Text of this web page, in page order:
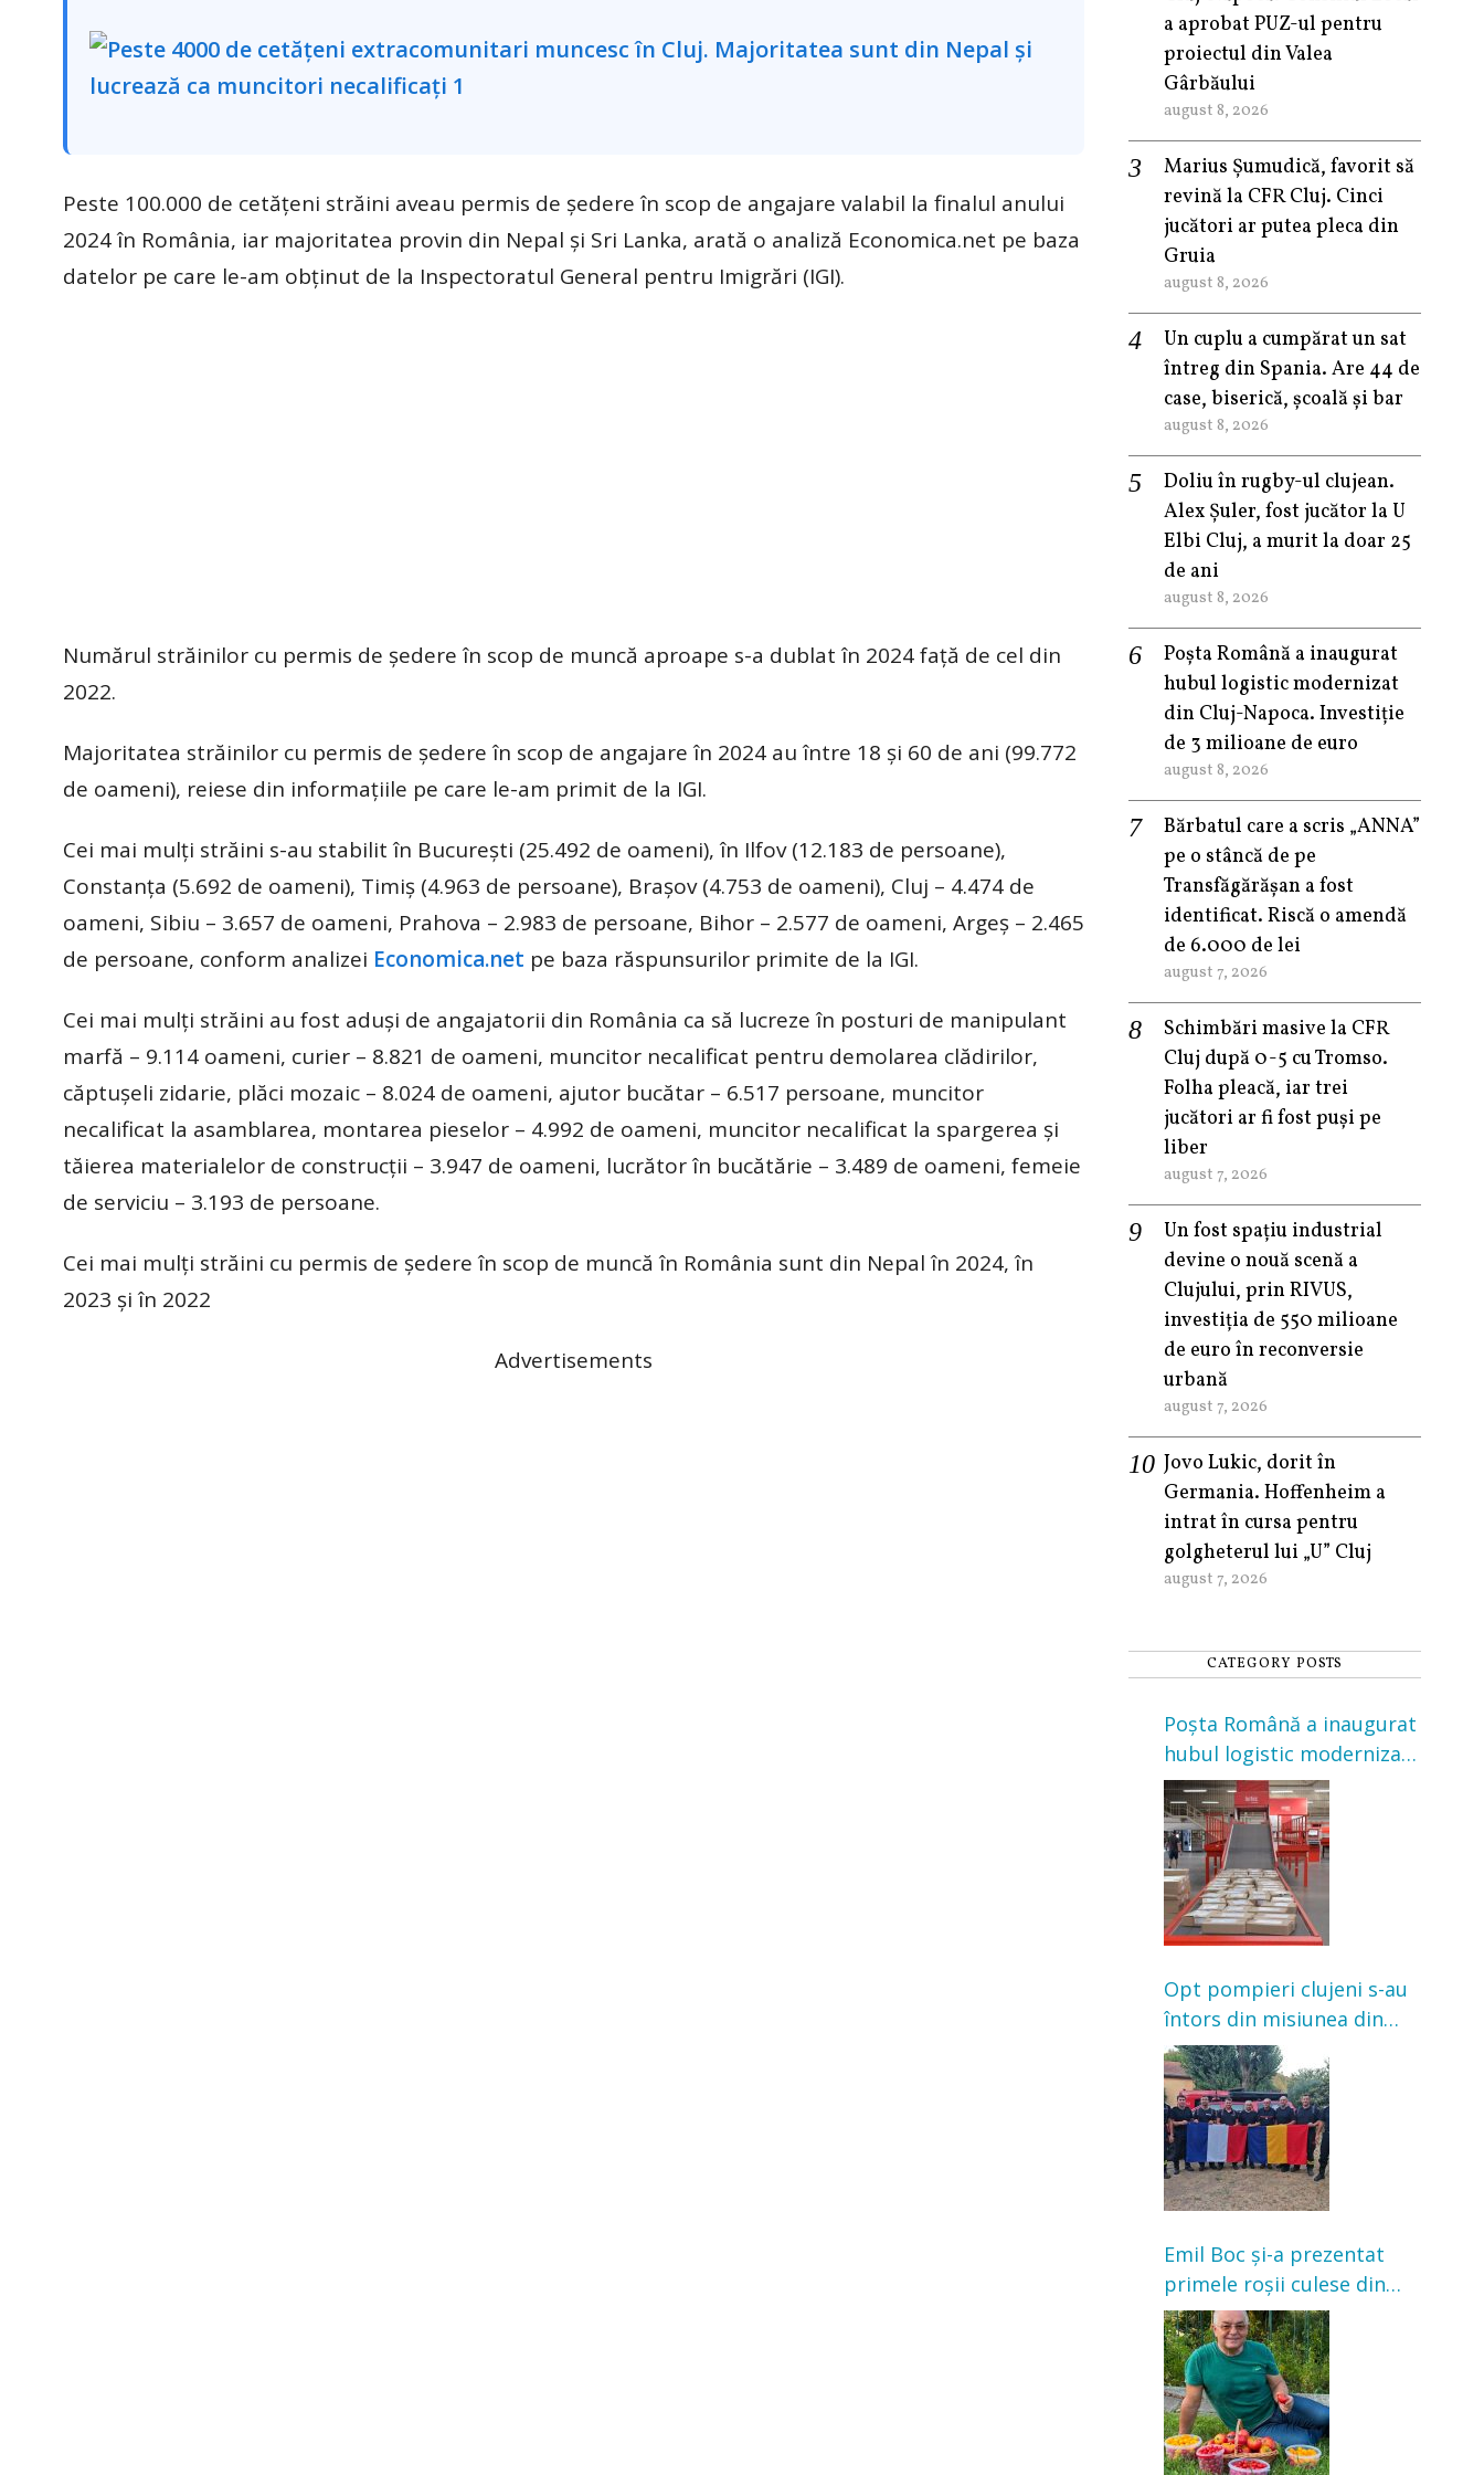
Peste 100.000 de cetăţeni străini aveau permis de şedere în scop de angajare valabil la finalul anului
2024 în România, iar majoritatea provin din Nepal şi Sri Lanka, arată o analiză Economica.net pe baza
datelor pe care le-am obţinut de la Inspectoratul General pentru Imigrări (IGI).
Numărul străinilor cu permis de şedere în scop de muncă aproape s-a dublat în 2024 faţă de cel din
2022.
Majoritatea străinilor cu permis de şedere în scop de angajare în 2024 au între 18 şi 60 de ani (99.772
de oameni), reiese din informaţiile pe care le-am primit de la IGI.
Cei mai mulţi străini s-au stabilit în Bucureşti (25.492 de oameni), în Ilfov (12.183 de persoane),
Constanţa (5.692 de oameni), Timiş (4.963 de persoane), Braşov (4.753 de oameni), Cluj – 4.474 de
oameni, Sibiu – 3.657 de oameni, Prahova – 2.983 de persoane, Bihor – 2.577 de oameni, Argeş – 2.465
de persoane, conform analizei Economica.net pe baza răspunsurilor primite de la IGI.
Cei mai mulţi străini au fost aduşi de angajatorii din România ca să lucreze în posturi de manipulant
marfă – 9.114 oameni, curier – 8.821 de oameni, muncitor necalificat pentru demolarea clădirilor,
căptuşeli zidarie, plăci mozaic – 8.024 de oameni, ajutor bucătar – 6.517 persoane, muncitor
necalificat la asamblarea, montarea pieselor – 4.992 de oameni, muncitor necalificat la spargerea şi
tăierea materialelor de construcţii – 3.947 de oameni, lucrător în bucătărie – 3.489 de oameni, femeie
de serviciu – 3.193 de persoane.
Cei mai mulţi străini cu permis de şedere în scop de muncă în România sunt din Nepal în 2024, în
2023 şi în 2022
Advertisements
a aprobat PUZ-ul pentru
proiectul din Valea
Gârbăului
august 8, 2026
Marius Șumudică, favorit să
revină la CFR Cluj. Cinci
jucători ar putea pleca din
Gruia
august 8, 2026
Un cuplu a cumpărat un sat
întreg din Spania. Are 44 de
case, biserică, școală și bar
august 8, 2026
Doliu în rugby-ul clujean.
Alex Șuler, fost jucător la U
Elbi Cluj, a murit la doar 25
de ani
august 8, 2026
Poșta Română a inaugurat
hubul logistic modernizat
din Cluj-Napoca. Investiție
de 3 milioane de euro
august 8, 2026
Bărbatul care a scris „ANNA”
pe o stâncă de pe
Transfăgărășan a fost
identificat. Riscă o amendă
de 6.000 de lei
august 7, 2026
Schimbări masive la CFR
Cluj după 0-5 cu Tromso.
Folha pleacă, iar trei
jucători ar fi fost puși pe
liber
august 7, 2026
Un fost spațiu industrial
devine o nouă scenă a
Clujului, prin RIVUS,
investiția de 550 milioane
de euro în reconversie
urbană
august 7, 2026
Jovo Lukic, dorit în
Germania. Hoffenheim a
intrat în cursa pentru
golgheterul lui „U” Cluj
august 7, 2026
CATEGORY POSTS
Poșta Română a inaugurat
hubul logistic modernizat
din Cluj-Napoca. Investiție
de 3 milioane de euro
Opt pompieri clujeni s-au
întors din misiunea din
Franța. Au intervenit la
incendii de vegetație și
pădure
Emil Boc și-a prezentat
primele roșii culese din
grădină: „Niciun magazin
nu poate oferi această
satisfacție”